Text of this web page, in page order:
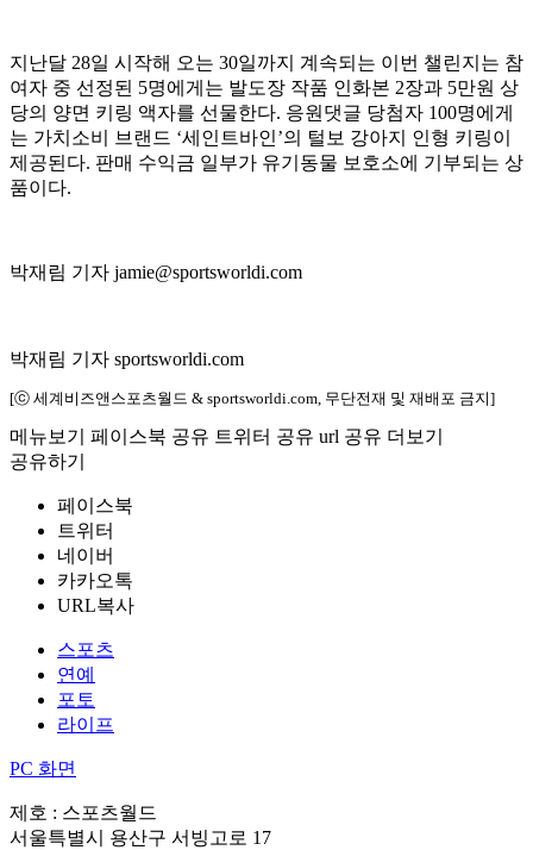
지난달 28일 시작해 오는 30일까지 계속되는 이번 챌린지는 참
여자 중 선정된 5명에게는 발도장 작품 인화본 2장과 5만원 상
당의 양면 키링 액자를 선물한다. 응원댓글 당첨자 100명에게
는 가치소비 브랜드 ‘세인트바인’의 털보 강아지 인형 키링이
제공된다. 판매 수익금 일부가 유기동물 보호소에 기부되는 상
품이다.
박재림 기자 jamie@sportsworldi.com
박재림 기자 sportsworldi.com
[ⓒ 세계비즈앤스포츠월드 & sportsworldi.com, 무단전재 및 재배포 금지]
메뉴보기 페이스북 공유 트위터 공유 url 공유 더보기
공유하기
페이스북
트위터
네이버
카카오톡
URL복사
스포츠
연예
포토
라이프
PC 화면
제호 : 스포츠월드
서울특별시 용산구 서빙고로 17